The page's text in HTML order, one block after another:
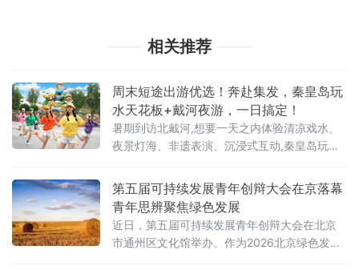
相关推荐
周末短途出游优选！奔赴集发，秦皇岛玩
水天花板+戴河夜游，一日搞定！
暑期到访北戴河,想要一天之内体验清凉戏水、
夜景灯海、非遗表演、沉浸式互动,秦皇岛玩水
攻略,带你吃透日间水乐园、夜间千灯渔火节全
部宝藏项目。
第五届可持续发展青年创辩大会在京落幕
青年思辨聚焦绿色发展
近日，第五届可持续发展青年创辩大会在北京
市通州区文化馆举办。作为2026北京绿色发展